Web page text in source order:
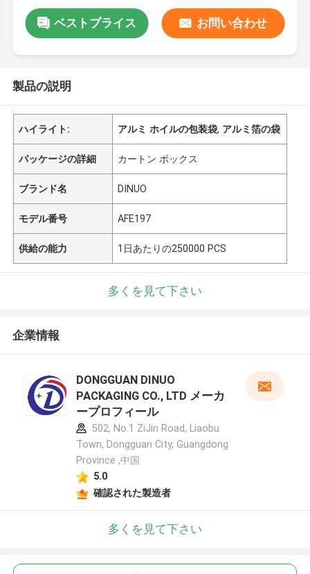
ベストプライス お問い合わせ
製品の説明
ハイライト: アルミ ホイルの包装袋, アルミ箔の袋
パッケージの詳細 カートン ボックス
ブランド名 DINUO
モデル番号 AFE197
供給の能力 1日あたりの250000 PCS
多くを見て下さい
企業情報
DONGGUAN DINUO
PACKAGING CO., LTD メーカ
ープロフィール
502, No.1 ZiJin Road, Liaobu
Town, Dongguan City, Guangdong
Province ,中国
5.0
確認された製造者
多くを見て下さい